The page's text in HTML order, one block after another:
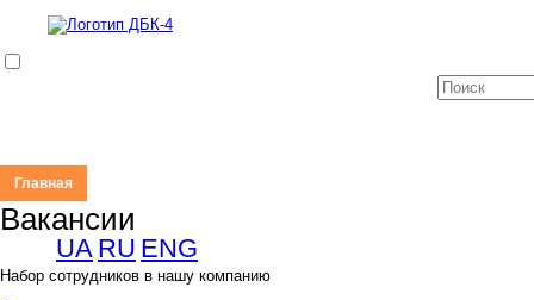
UA RU ENG
Главная
Вакансии
Набор сотрудников в нашу компанию